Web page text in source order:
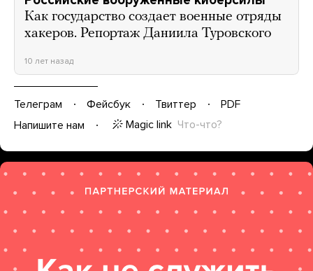
Как государство создает военные отряды
хакеров. Репортаж Даниила Туровского
10 лет назад
Телеграм Фейсбук Твиттер
PDF
Напишите нам
Magic link Что-что?